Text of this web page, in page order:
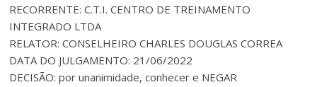
RECORRENTE: C.T.I. CENTRO DE TREINAMENTO
INTEGRADO LTDA
RELATOR: CONSELHEIRO CHARLES DOUGLAS CORREA
DATA DO JULGAMENTO: 21/06/2022
DECISÃO: por unanimidade, conhecer e NEGAR